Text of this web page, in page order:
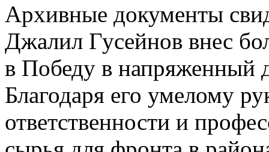
Архивные документы
Джалил Гусейнов внес
в Победу в напряженный
Благодаря его умелому
ответственности и